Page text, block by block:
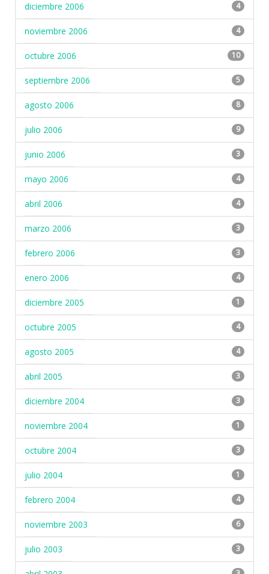
diciembre 2006 4
noviembre 2006 4
octubre 2006 10
septiembre 2006 5
agosto 2006 8
julio 2006 9
junio 2006 3
mayo 2006 4
abril 2006 4
marzo 2006 3
febrero 2006 3
enero 2006 4
diciembre 2005 1
octubre 2005 4
agosto 2005 4
abril 2005 3
diciembre 2004 3
noviembre 2004 1
octubre 2004 3
julio 2004 1
febrero 2004 4
noviembre 2003 6
julio 2003 3